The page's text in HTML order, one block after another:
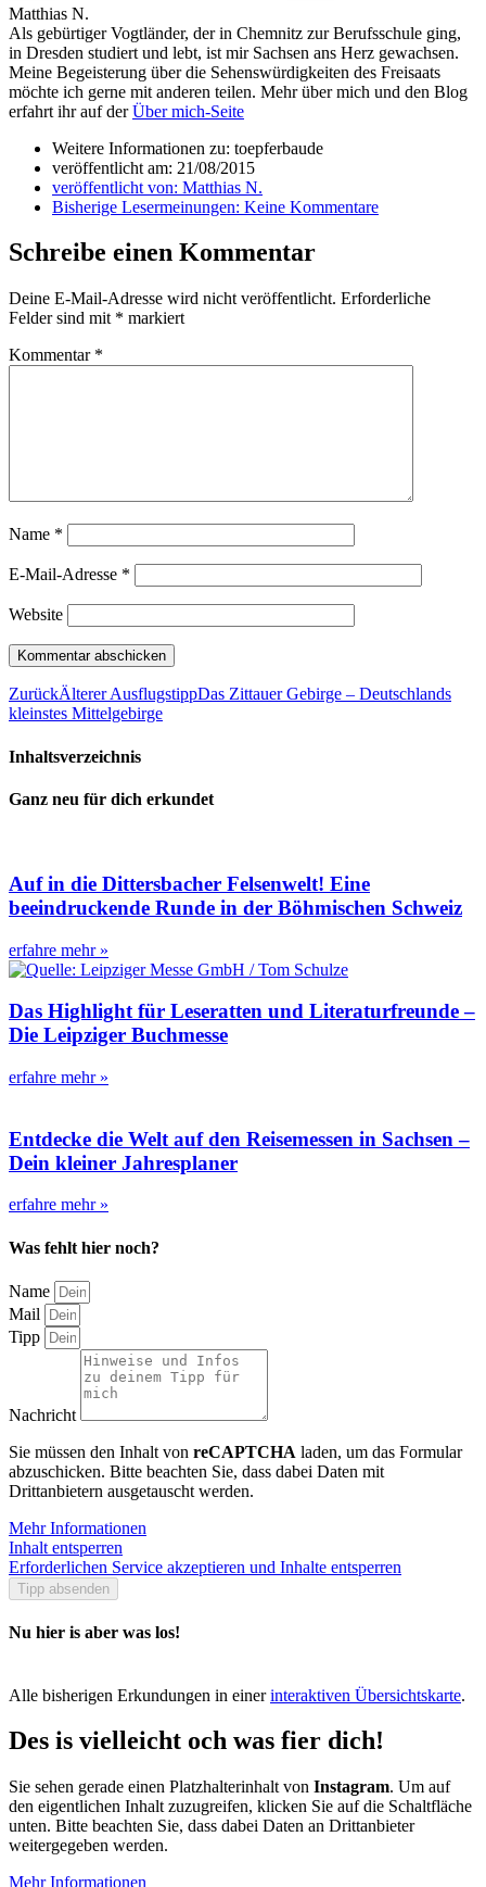
Matthias N.
Als gebürtiger Vogtländer, der in Chemnitz zur Berufsschule ging,
in Dresden studiert und lebt, ist mir Sachsen ans Herz gewachsen.
Meine Begeisterung über die Sehenswürdigkeiten des Freisaats
möchte ich gerne mit anderen teilen. Mehr über mich und den Blog
erfahrt ihr auf derÜber mich-Seite
Weitere Informationen zu: toepferbaude
veröffentlicht am: 21/08/2015
veröffentlicht von: Matthias N.
Bisherige Lesermeinungen: Keine Kommentare
Schreibe einen Kommentar
Deine E-Mail-Adresse wird nicht veröffentlicht. Erforderliche
Felder sind mit * markiert
Kommentar *
Name *
E-Mail-Adresse *
Website
ZurückÄlterer AusflugstippDas Zittauer Gebirge – Deutschlands
kleinstes Mittelgebirge
Inhaltsverzeichnis
Ganz neu für dich erkundet
Auf in die Dittersbacher Felsenwelt! Eine
beeindruckende Runde in der Böhmischen Schweiz
erfahre mehr »
Das Highlight für Leseratten und Literaturfreunde –
Die Leipziger Buchmesse
erfahre mehr »
Entdecke die Welt auf den Reisemessen in Sachsen –
Dein kleiner Jahresplaner
erfahre mehr »
Was fehlt hier noch?
Name
Mail
Tipp
Nachricht
Sie müssen den Inhalt von reCAPTCHA laden, um das Formular
abzuschicken. Bitte beachten Sie, dass dabei Daten mit
Drittanbietern ausgetauscht werden.
Mehr Informationen
Inhalt entsperren
Erforderlichen Service akzeptieren und Inhalte entsperren
Tipp absenden
Nu hier is aber was los!
Alle bisherigen Erkundungen in einerinteraktiven Übersichtskarte.
Des is vielleicht och was fier dich!
Sie sehen gerade einen Platzhalterinhalt von Instagram. Um auf
den eigentlichen Inhalt zuzugreifen, klicken Sie auf die Schaltfläche
unten. Bitte beachten Sie, dass dabei Daten an Drittanbieter
weitergegeben werden.
Mehr Informationen